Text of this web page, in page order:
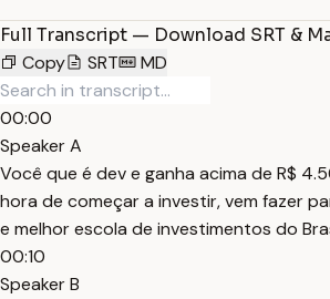
Full Transcript — Download SRT &
Copy
SRT MD
00:00
Speaker A
Você que é dev e ganha acima de R$
hora de começar a investir, vem fazer
e melhor escola de investimentos do
00:10
Speaker B